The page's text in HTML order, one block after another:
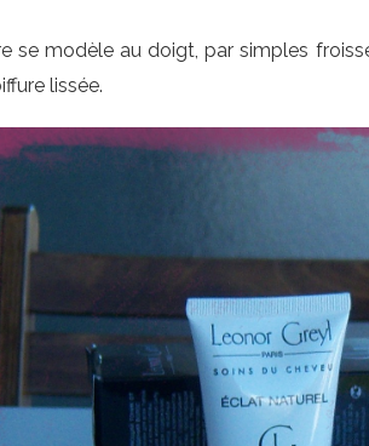
se modèle au doigt, par simples
lissée.